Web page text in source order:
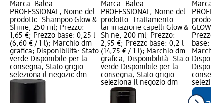
Marca: Balea
PROFESSIONAL; Nome del
prodotto: Shampoo Glow &
Shine, 250 ml; Prezzo:
1,65 €; Prezzo base: 0,25 l
(6,60 € / 1 l); Marchio dm
grafica; Disponibilità: Stato
verde Disponibile per la
consegna, Stato grigio
seleziona il negozio dm
Marca: Balea
PROFESSIONAL; Nome del
prodotto: Trattamento
laminazione capelli Glow &
Shine, 200 ml; Prezzo:
2,95 €; Prezzo base: 0,2 l
(14,75 € / 1 l); Marchio dm
grafica; Disponibilità: Stato
verde Disponibile per la
consegna, Stato grigio
seleziona il negozio dm
Marca:
GLOW &
Prezzo:
base:
Marchio